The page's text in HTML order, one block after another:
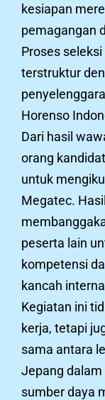
kesiapan
pemagangan
Proses
terstruktur
Horenso
Dari hasil
orang
untuk
Megatec.
peserta lain
kompetensi
kancah
Kegiatan ini
kerja, tetapi
sama antara
Jepang
sumber daya